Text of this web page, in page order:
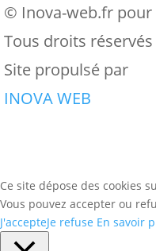
© Inova-web.fr pour
Tous droits réservés
Site propulsé par
INOVA WEB
Ce site dépose des cookies
Vous pouvez accepter ou
J'accepteJe refuse En savoir